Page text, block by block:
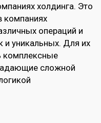
холдинга. Это
компаниях
операций и
и уникальных. Для их
комплексные
сложной